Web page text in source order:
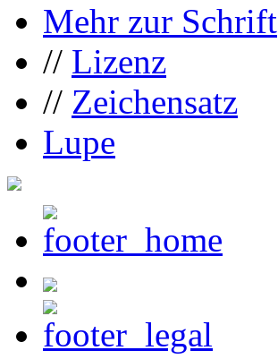
Mehr zur Schrift
// Lizenz
// Zeichensatz
Lupe